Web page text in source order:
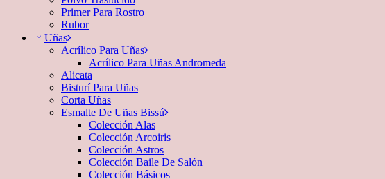
Primer Para Rostro
Rubor
Uñas
Acrílico Para Uñas
Acrílico Para Uñas Andromeda
Alicata
Bisturí Para Uñas
Corta Uñas
Esmalte De Uñas Bissú
Colección Alas
Colección Arcoiris
Colección Astros
Colección Baile De Salón
Colección Básicos